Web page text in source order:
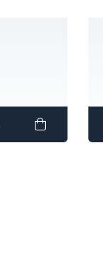
630208